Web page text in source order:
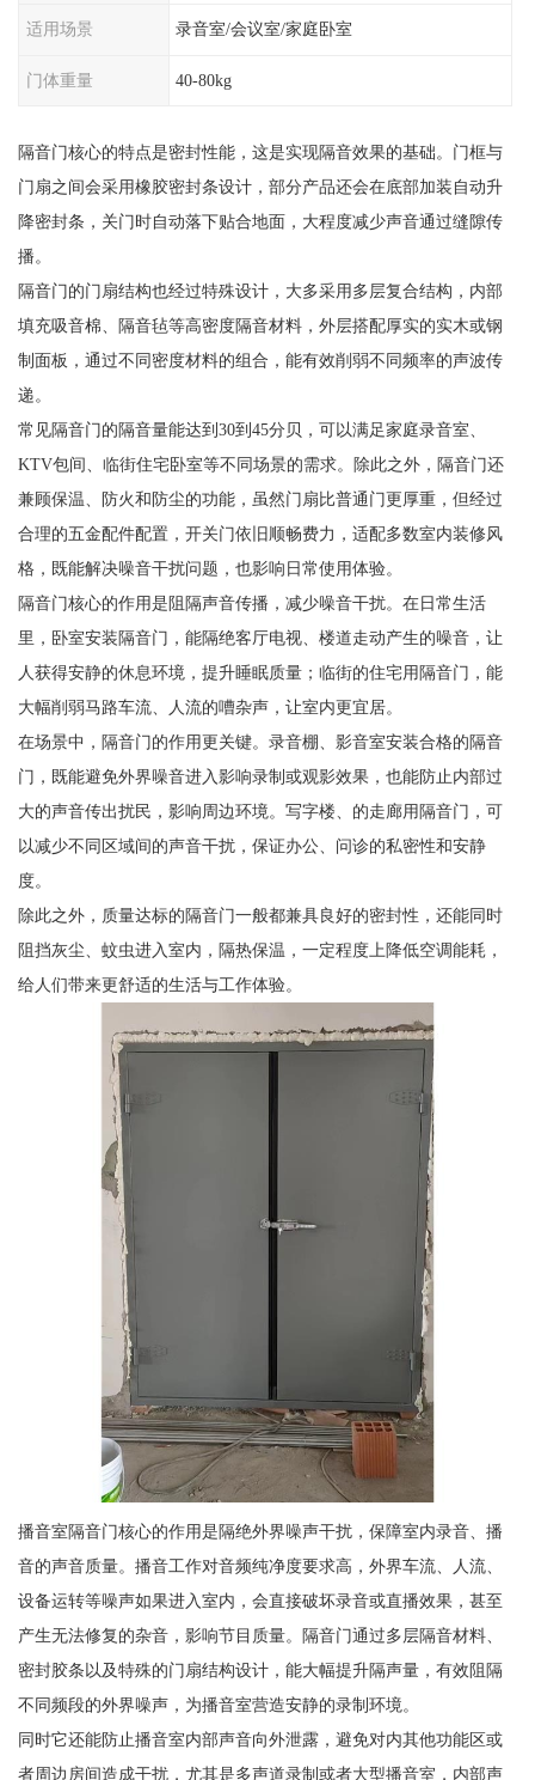
适用场景 录音室/会议室/家庭卧室
门体重量 40-80kg
隔音门核心的特点是密封性能，这是实现隔音效果的基础。门框与
门扇之间会采用橡胶密封条设计，部分产品还会在底部加装自动升
降密封条，关门时自动落下贴合地面，大程度减少声音通过缝隙传
播。
隔音门的门扇结构也经过特殊设计，大多采用多层复合结构，内部
填充吸音棉、隔音毡等高密度隔音材料，外层搭配厚实的实木或钢
制面板，通过不同密度材料的组合，能有效削弱不同频率的声波传
递。
常见隔音门的隔音量能达到30到45分贝，可以满足家庭录音室、
KTV包间、临街住宅卧室等不同场景的需求。除此之外，隔音门还
兼顾保温、防火和防尘的功能，虽然门扇比普通门更厚重，但经过
合理的五金配件配置，开关门依旧顺畅费力，适配多数室内装修风
格，既能解决噪音干扰问题，也影响日常使用体验。
隔音门核心的作用是阻隔声音传播，减少噪音干扰。在日常生活
里，卧室安装隔音门，能隔绝客厅电视、楼道走动产生的噪音，让
人获得安静的休息环境，提升睡眠质量；临街的住宅用隔音门，能
大幅削弱马路车流、人流的嘈杂声，让室内更宜居。
在场景中，隔音门的作用更关键。录音棚、影音室安装合格的隔音
门，既能避免外界噪音进入影响录制或观影效果，也能防止内部过
大的声音传出扰民，影响周边环境。写字楼、的走廊用隔音门，可
以减少不同区域间的声音干扰，保证办公、问诊的私密性和安静
度。
除此之外，质量达标的隔音门一般都兼具良好的密封性，还能同时
阻挡灰尘、蚊虫进入室内，隔热保温，一定程度上降低空调能耗，
给人们带来更舒适的生活与工作体验。
播音室隔音门核心的作用是隔绝外界噪声干扰，保障室内录音、播
音的声音质量。播音工作对音频纯净度要求高，外界车流、人流、
设备运转等噪声如果进入室内，会直接破坏录音或直播效果，甚至
产生无法修复的杂音，影响节目质量。隔音门通过多层隔音材料、
密封胶条以及特殊的门扇结构设计，能大幅提升隔声量，有效阻隔
不同频段的外界噪声，为播音室营造安静的录制环境。
同时它还能防止播音室内部声音向外泄露，避免对内其他功能区或
者周边房间造成干扰，尤其是多声道录制或者大型播音室，内部声